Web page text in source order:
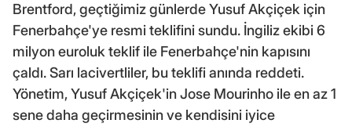
Brentford, geçtiğimiz günlerde Yusuf Akçiçek için
Fenerbahçe'ye resmi teklifini sundu. İngiliz ekibi 6
milyon euroluk teklif ile Fenerbahçe'nin kapısını
çaldı. Sarı lacivertliler, bu teklifi anında reddeti.
Yönetim, Yusuf Akçiçek'in Jose Mourinho ile en az 1
sene daha geçirmesinin ve kendisini iyice